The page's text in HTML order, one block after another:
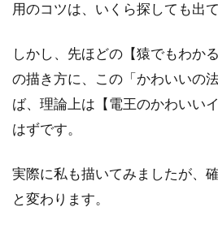
用のコツは、いくら探しても出
しかし、先ほどの【猿でもわか
の描き方に、この「かわいいの
ば、理論上は【電王のかわいい
はずです。
実際に私も描いてみましたが、
と変わります。